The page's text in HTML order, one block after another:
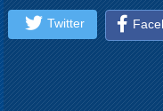
Twitter